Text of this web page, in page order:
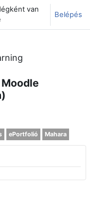
van
Belépés
ePortfolió Mahara